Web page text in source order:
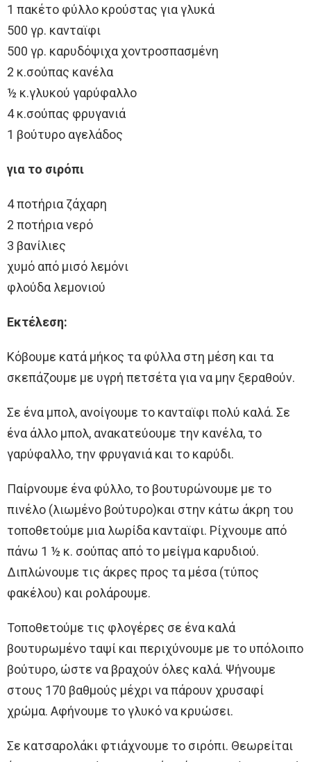
1 πακέτο φύλλο κρούστας για γλυκά
500 γρ. κανταϊφι
500 γρ. καρυδόψιχα χοντροσπασμένη
2 κ.σούπας κανέλα
½ κ.γλυκού γαρύφαλλο
4 κ.σούπας φρυγανιά
1 βούτυρο αγελάδος
για το σιρόπι
4 ποτήρια ζάχαρη
2 ποτήρια νερό
3 βανίλιες
χυμό από μισό λεμόνι
φλούδα λεμονιού
Εκτέλεση:
Κόβουμε κατά μήκος τα φύλλα στη μέση και τα
σκεπάζουμε με υγρή πετσέτα για να μην ξεραθούν.
Σε ένα μπολ, ανοίγουμε το κανταϊφι πολύ καλά. Σε
ένα άλλο μπολ, ανακατεύουμε την κανέλα, το
γαρύφαλλο, την φρυγανιά και το καρύδι.
Παίρνουμε ένα φύλλο, το βουτυρώνουμε με το
πινέλο (λιωμένο βούτυρο)και στην κάτω άκρη του
τοποθετούμε μια λωρίδα κανταϊφι. Ρίχνουμε από
πάνω 1 ½ κ. σούπας από το μείγμα καρυδιού.
Διπλώνουμε τις άκρες προς τα μέσα (τύπος
φακέλου) και ρολάρουμε.
Τοποθετούμε τις φλογέρες σε ένα καλά
βουτυρωμένο ταψί και περιχύνουμε με το υπόλοιπο
βούτυρο, ώστε να βραχούν όλες καλά. Ψήνουμε
στους 170 βαθμούς μέχρι να πάρουν χρυσαφί
χρώμα. Αφήνουμε το γλυκό να κρυώσει.
Σε κατσαρολάκι φτιάχνουμε το σιρόπι. Θεωρείται